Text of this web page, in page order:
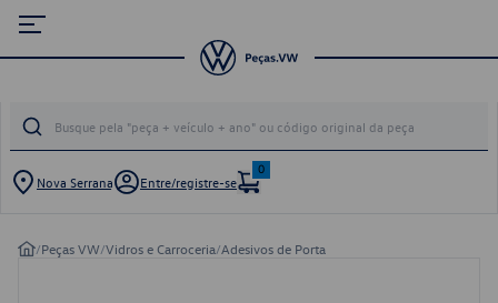
Nova Serrana Entre/registre-se
0
/Peças VW/Vidros e Carroceria/Adesivos de Porta